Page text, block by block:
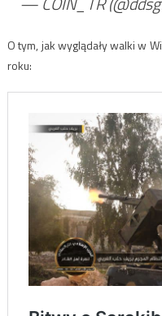
O tym, jak wyglądały walki w
roku: